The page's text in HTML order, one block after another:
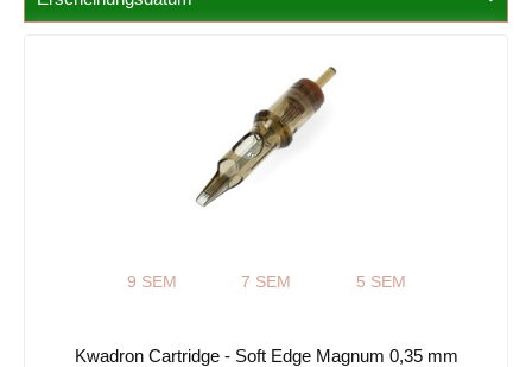
9 SEM 7 SEM 5 SEM
Kwadron Cartridge - Soft Edge Magnum 0,35 mm